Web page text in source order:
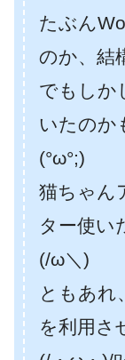
たぶん
のか、結
でもしか
いたのか
(°ω°;)
猫ちゃん
ター使い
(/ω＼)
ともあれ
を利用さ